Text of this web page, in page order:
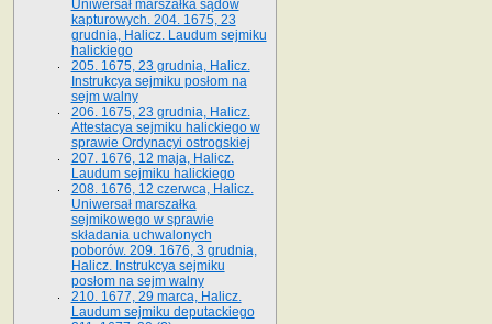
Uniwersał marszałka sądów
kapturowych. 204. 1675, 23
grudnia, Halicz. Laudum sejmiku
halickiego
205. 1675, 23 grudnia, Halicz.
Instrukcya sejmiku posłom na
sejm walny
206. 1675, 23 grudnia, Halicz.
Attestacya sejmiku halickiego w
sprawie Ordynacyi ostrogskiej
207. 1676, 12 maja, Halicz.
Laudum sejmiku halickiego
208. 1676, 12 czerwca, Halicz.
Uniwersał marszałka
sejmikowego w sprawie
składania uchwalonych
poborów. 209. 1676, 3 grudnia,
Halicz. Instrukcya sejmiku
posłom na sejm walny
210. 1677, 29 marca, Halicz.
Laudum sejmiku deputackiego